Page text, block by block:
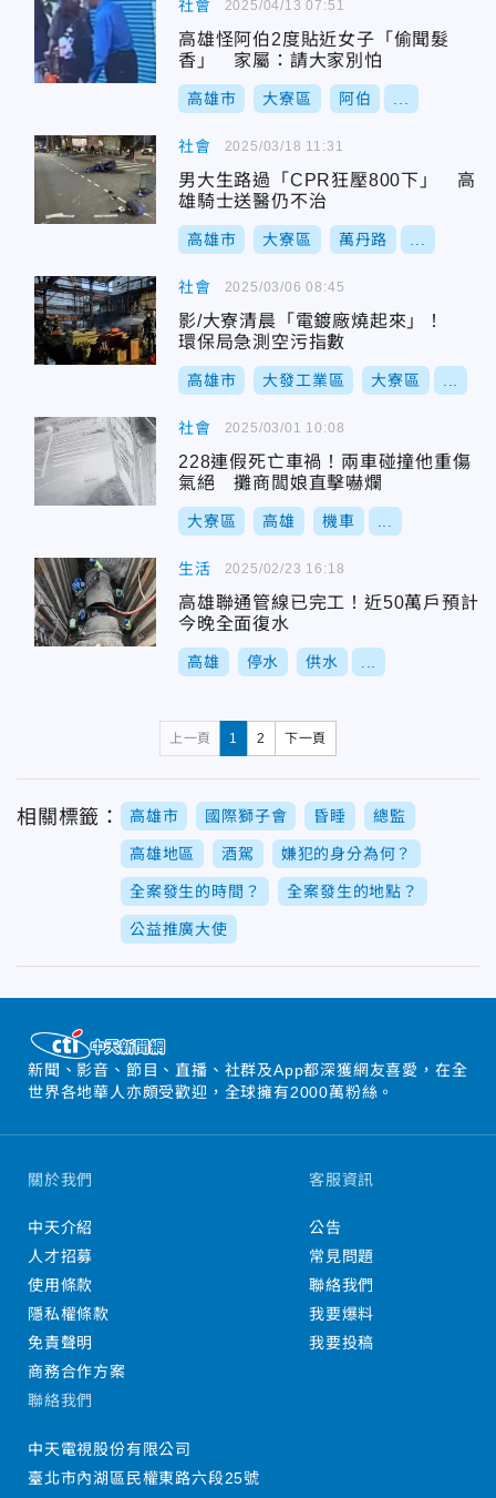
社會
高雄怪阿伯2度貼近女子「偷聞髮
香」 家屬：請大家別怕
高雄市 大寮區 阿伯
2025/04/13 07:51
社會
男大生路過「CPR狂壓800下」 高
雄騎士送醫仍不治
高雄市 大寮區 萬丹路
2025/03/18 11:31
社會
影/大寮清晨「電鍍廠燒起來」！
環保局急測空污指數
高雄市 大發工業區 大寮區
2025/03/06 08:45
社會
228連假死亡車禍！兩車碰撞他重傷
氣絕 攤商闆娘直擊嚇爛
大寮區 高雄 機車
2025/03/01 10:08
生活
高雄聯通管線已完工！近50萬戶預計
今晚全面復水
高雄 停水 供水
2025/02/23 16:18
上一頁 1 2 下一頁
相關標籤： 高雄市 國際獅子會 昏睡 總監
高雄地區 酒駕 嫌犯的身分為何？
全案發生的時間？ 全案發生的地點？
公益推廣大使
新聞、影音、節目、直播、社群及App都深獲網友喜愛，在全
世界各地華人亦頗受歡迎，全球擁有2000萬粉絲。
關於我們
中天介紹
人才招募
使用條款
隱私權條款
免責聲明
商務合作方案
客服資訊
公告
常見問題
聯絡我們
我要爆料
我要投稿
聯絡我們
中天電視股份有限公司
臺北市內湖區民權東路六段25號